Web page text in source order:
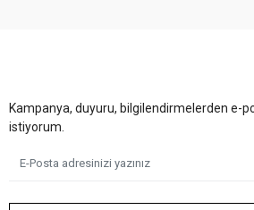
Kampanya, duyuru, bilgilendirmelerden e-
istiyorum.